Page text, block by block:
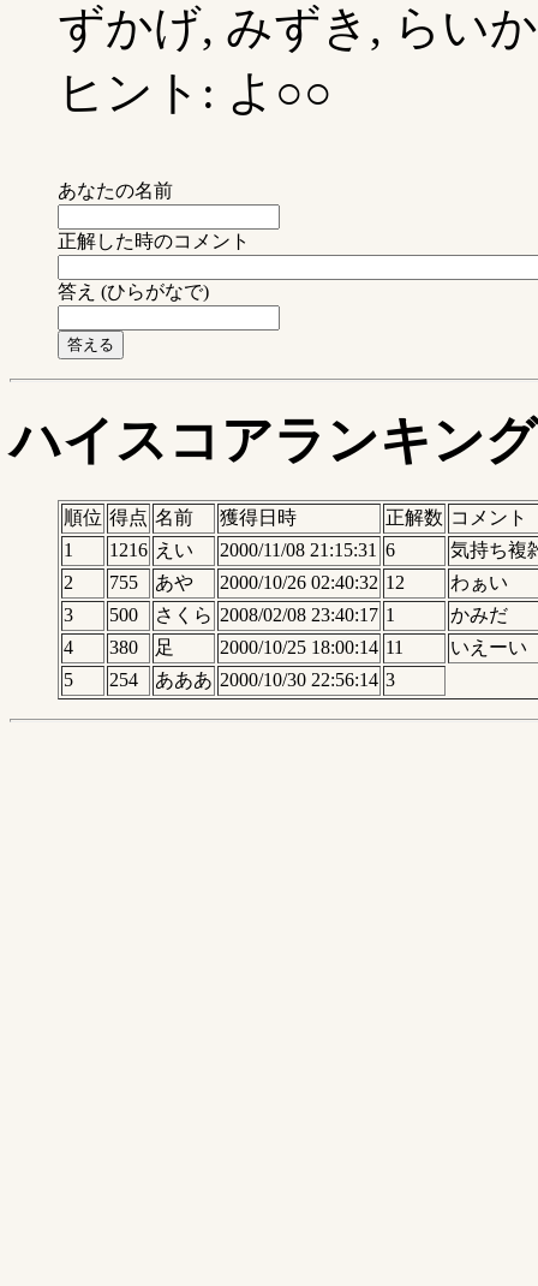
ずかげ, みずき, らい
ヒント: よ○○
あなたの名前
正解した時のコメント
答え (ひらがなで)
ハイスコアランキング
順位 得点 名前 獲得日時 正解数 コメント
1
1216 えい 2000/11/08 21:15:31 6
気持ち複
2
755 あや 2000/10/26 02:40:32 12
わぁい
3
500 さくら 2008/02/08 23:40:17 1
かみだ
4
380 足 2000/10/25 18:00:14 11
いえーい
5
254 あああ 2000/10/30 22:56:14 3